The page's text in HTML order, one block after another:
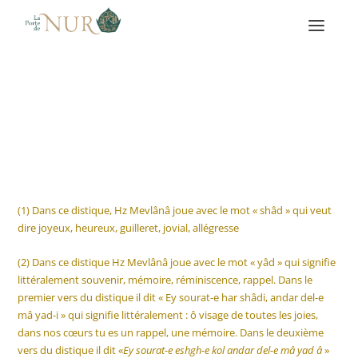
(1) Dans ce distique, Hz Mevlânâ joue avec le mot « shâd » qui veut
dire joyeux, heureux, guilleret, jovial, allégresse
(2) Dans ce distique Hz Mevlânâ joue avec le mot « yâd » qui signifie
littéralement souvenir, mémoire, réminiscence, rappel. Dans le
premier vers du distique il dit « Ey sourat-e har shâdi, andar del-e
mâ yad-i » qui signifie littéralement : ô visage de toutes les joies,
dans nos cœurs tu es un rappel, une mémoire. Dans le deuxième
vers du distique il dit «Ey sourat-e eshgh-e kol andar del-e mâ yad â»